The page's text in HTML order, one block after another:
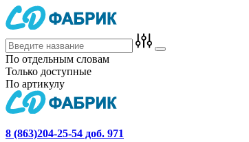
По отдельным словам
Только доступные
По артикулу
8 (863)204-25-54 доб. 971